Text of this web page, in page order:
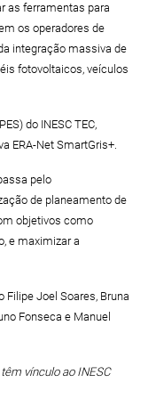
as ferramentas para
os operadores de
integração massiva de
fotovoltaicos, veículos
do INESC TEC,
ERA-Net SmartGris+.
pelo
de planeamento de
objetivos como
e maximizar a
Joel Soares, Bruna
Fonseca e Manuel
vínculo ao INESC